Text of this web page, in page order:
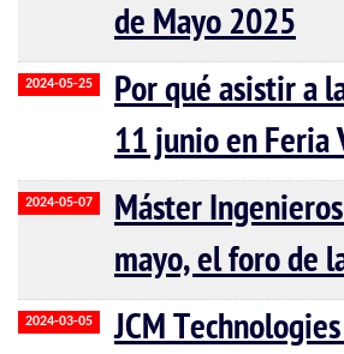
de Mayo 2025
2024-05-25
Por qué asistir a
11 junio en Feria
2024-05-07
Máster
mayo, el foro de
2024-03-05
JCM